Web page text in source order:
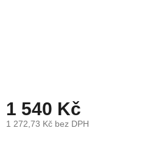
Přihlášení
1 540 Kč
1 272,73 Kč bez DPH